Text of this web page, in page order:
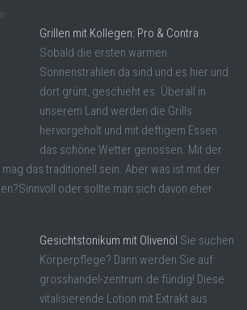
Grillen mit Kollegen: Pro & Contra
Sobald die ersten warmen
Sonnenstrahlen da sind und es hier und
dort grünt, geschieht es. Überall in
unserem Land werden die Grills
hervorgeholt und mit deftigem Essen
das schöne Wetter genossen. Mit der
mag das traditionell sein. Aber was ist mit der
oder sollte man sich davon eher
Gesichtstonikum mit Olivenöl Sie suchen
Körperpflege? Dann werden Sie auf
grosshandel-zentrum.de fündig! Diese
vitalisierende Lotion mit Extrakt aus